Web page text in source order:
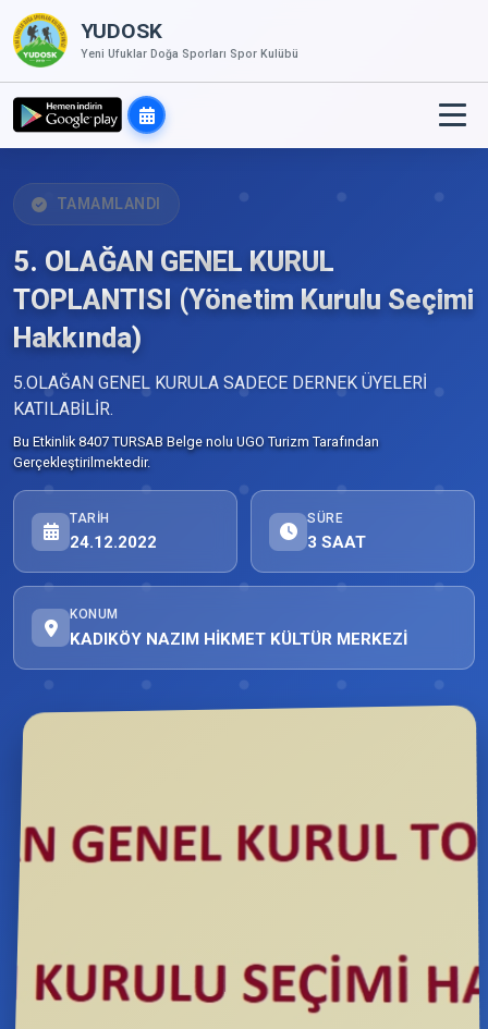
YUDOSK
Yeni Ufuklar Doğa Sporları Spor Kulübü
TAMAMLANDI
5. OLAĞAN GENEL KURUL
TOPLANTISI (Yönetim Kurulu Seçimi
Hakkında)
5.OLAĞAN GENEL KURULA SADECE DERNEK ÜYELERİ
KATILABİLİR.
Bu Etkinlik 8407 TURSAB Belge nolu UGO Turizm Tarafından
Gerçekleştirilmektedir.
TARIH
24.12.2022
SÜRE
3 SAAT
KONUM
KADIKÖY NAZIM HİKMET KÜLTÜR MERKEZİ